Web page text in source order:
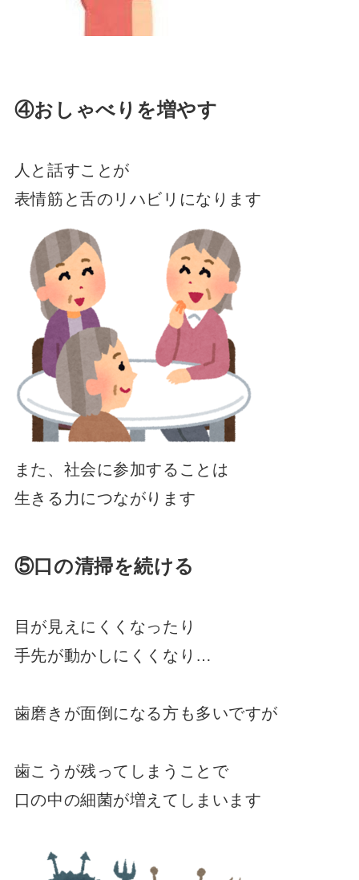
④おしゃべりを増やす
人と話すことが
表情筋と舌のリハビリになります
また、社会に参加することは
生きる力につながります
⑤口の清掃を続ける
目が見えにくくなったり
手先が動かしにくくなり…
歯磨きが面倒になる方も多いですが
歯こうが残ってしまうことで
口の中の細菌が増えてしまいます